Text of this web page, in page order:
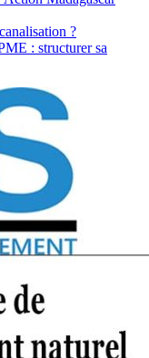
?
: structurer sa